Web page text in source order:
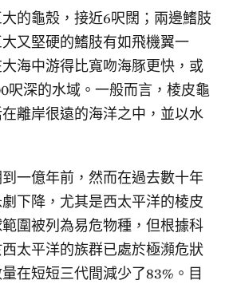
的龜殼，接近6呎闊；兩邊鰭肢
又堅硬的鰭肢有如飛機翼一
海中游得比寬吻海豚更快，或
呎深的水域。一般而言，棱皮龜
離岸很遠的海洋之中，並以水
一億年前，然而在過去數十年
下降，尤其是西太平洋的棱皮
圍被列為易危物種，但根據科
太平洋的族群已處於極瀕危狀
在短短三代間減少了83%。目